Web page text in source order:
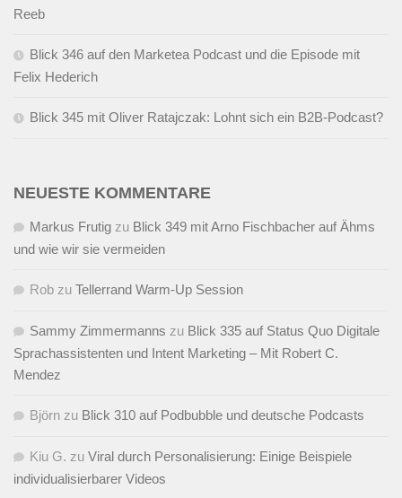
Reeb
Blick 346 auf den Marketea Podcast und die Episode mit
Felix Hederich
Blick 345 mit Oliver Ratajczak: Lohnt sich ein B2B-Podcast?
NEUESTE KOMMENTARE
Markus Frutig zu Blick 349 mit Arno Fischbacher auf Ähms
und wie wir sie vermeiden
Rob zu Tellerrand Warm-Up Session
Sammy Zimmermanns zu Blick 335 auf Status Quo Digitale
Sprachassistenten und Intent Marketing – Mit Robert C.
Mendez
Björn zu Blick 310 auf Podbubble und deutsche Podcasts
Kiu G. zu Viral durch Personalisierung: Einige Beispiele
individualisierbarer Videos